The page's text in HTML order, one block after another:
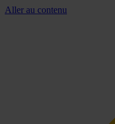
Aller au contenu